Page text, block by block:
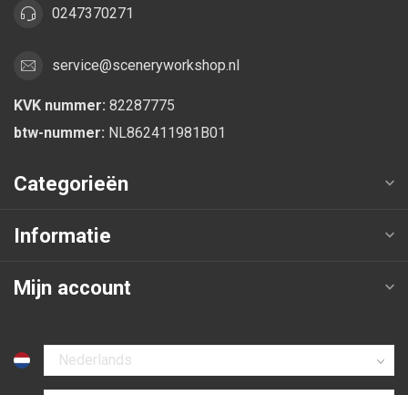
0247370271
service@sceneryworkshop.nl
KVK nummer: 82287775
btw-nummer: NL862411981B01
Categorieën
Informatie
Mijn account
Selecteer taal